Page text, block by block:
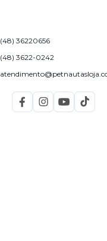
(48) 36220656
(48) 3622-0242